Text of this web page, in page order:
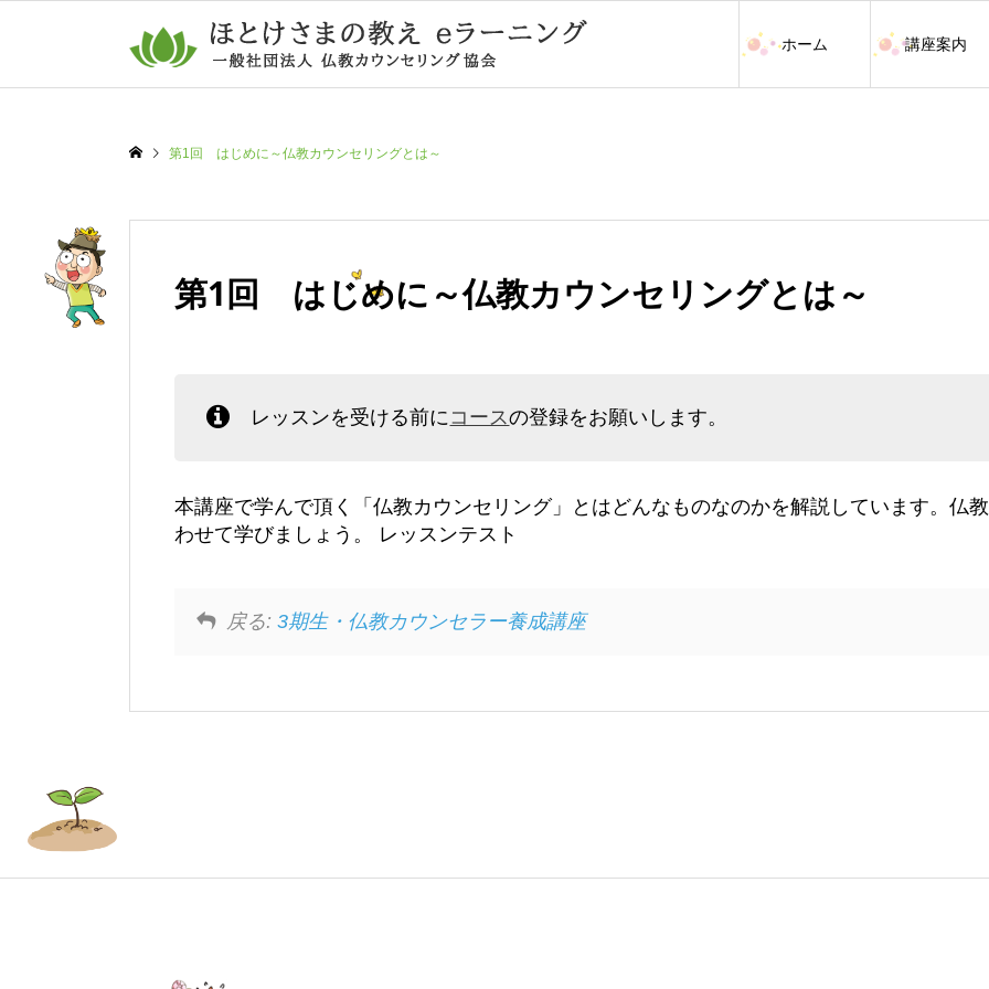
ホーム 講座案内
第1回 はじめに～仏教カウンセリングとは～
第1回 はじめに～仏教カウンセリングとは～
レッスンを受ける前に コースの登録をお願いします。
本講座で学んで頂く「仏教カウンセリング」とはどんなものなのかを解説しています。仏
わせて学びましょう。 レッスンテスト
戻る:3期生・仏教カウンセラー養成講座